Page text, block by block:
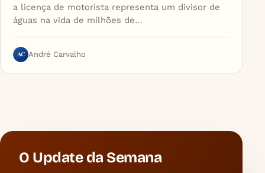
a licença de motorista representa um divisor de
águas na vida de milhões de…
AC André Carvalho
O Update da Semana